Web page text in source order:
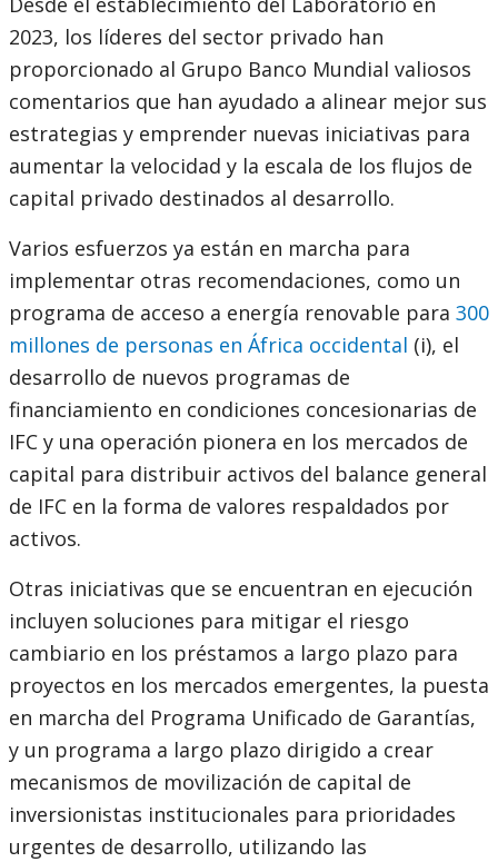
2023, los líderes del sector privado han
proporcionado al Grupo Banco Mundial valiosos
comentarios que han ayudado a alinear mejor sus
estrategias y emprender nuevas iniciativas para
aumentar la velocidad y la escala de los flujos de
capital privado destinados al desarrollo.
Varios esfuerzos ya están en marcha para
implementar otras recomendaciones, como un
programa de acceso a energía renovable para 300
millones de personas en África occidental (i), el
desarrollo de nuevos programas de
financiamiento en condiciones concesionarias de
IFC y una operación pionera en los mercados de
capital para distribuir activos del balance general
de IFC en la forma de valores respaldados por
activos.
Otras iniciativas que se encuentran en ejecución
incluyen soluciones para mitigar el riesgo
cambiario en los préstamos a largo plazo para
proyectos en los mercados emergentes, la puesta
en marcha del Programa Unificado de Garantías,
y un programa a largo plazo dirigido a crear
mecanismos de movilización de capital de
inversionistas institucionales para prioridades
urgentes de desarrollo, utilizando las